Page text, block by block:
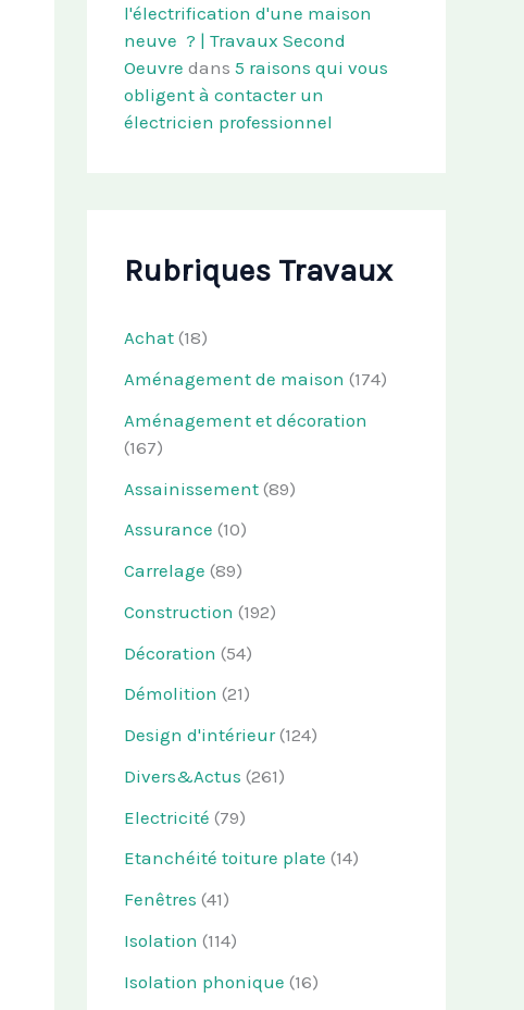
l'électrification d'une maison
neuve ? | Travaux Second
Oeuvre dans 5 raisons qui vous
obligent à contacter un
électricien professionnel
Rubriques Travaux
Achat (18)
Aménagement de maison (174)
Aménagement et décoration
(167)
Assainissement (89)
Assurance (10)
Carrelage (89)
Construction (192)
Décoration (54)
Démolition (21)
Design d'intérieur(124)
Divers&Actus (261)
Electricité (79)
Etanchéité toiture plate (14)
Fenêtres (41)
Isolation (114)
Isolation phonique (16)